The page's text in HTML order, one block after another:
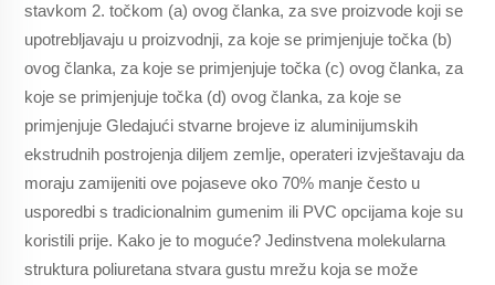
stavkom 2. točkom (a) ovog članka, za sve proizvode koji se
upotrebljavaju u proizvodnji, za koje se primjenjuje točka (b)
ovog članka, za koje se primjenjuje točka (c) ovog članka, za
koje se primjenjuje točka (d) ovog članka, za koje se
primjenjuje Gledajući stvarne brojeve iz aluminijumskih
ekstrudnih postrojenja diljem zemlje, operateri izvještavaju da
moraju zamijeniti ove pojaseve oko 70% manje često u
usporedbi s tradicionalnim gumenim ili PVC opcijama koje su
koristili prije. Kako je to moguće? Jedinstvena molekularna
struktura poliuretana stvara gustu mrežu koja se može